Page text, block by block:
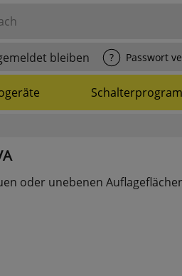
bleiben ? Passwort
oder unebenen